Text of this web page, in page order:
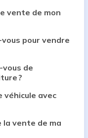
vente de mon
pour vendre
vous de
?
véhicule avec
la vente de ma